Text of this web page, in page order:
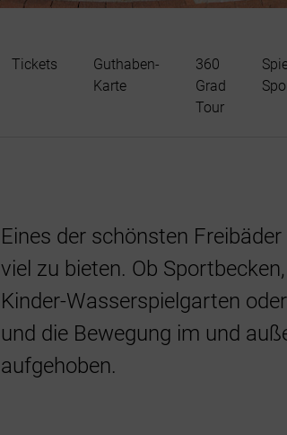
Tickets
Guthaben-
Karte
360
Grad
Tour
Eines der schönsten
viel zu bieten. Ob
Kinder-Wasserspielgarten
und die Bewegung im und
aufgehoben.